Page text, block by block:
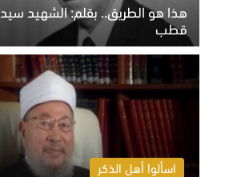
هذا هو الطريق.. بقلم: الشهيد سيد
قطب
الخميس 6 أغسطس 2026 10:52 ص
اسألوا أهل الذكر